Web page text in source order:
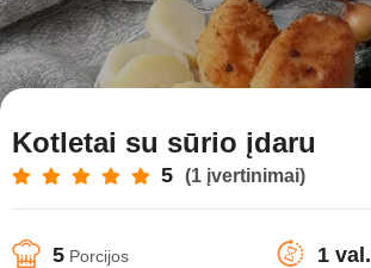
Kotletai su sūrio įdaru
5 (1 įvertinimai)
5 Porcijos 1 val.